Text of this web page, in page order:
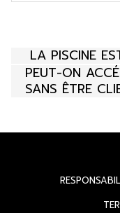
LA PISCINE
PEUT-ON
SANS ÊTRE